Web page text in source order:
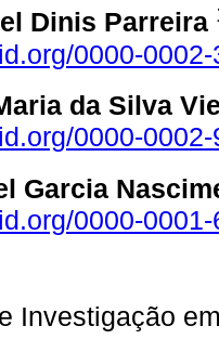
Dinis Parreira
0000-
da Silva
0000-
Garcia
0000-
Investigação